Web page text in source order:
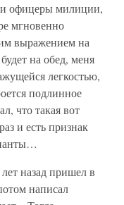
офицеры милиции,
мгновенно
выражением на
на обед, меня
легкостью,
подлинное
что такая вот
и есть признак
назад пришел в
написал